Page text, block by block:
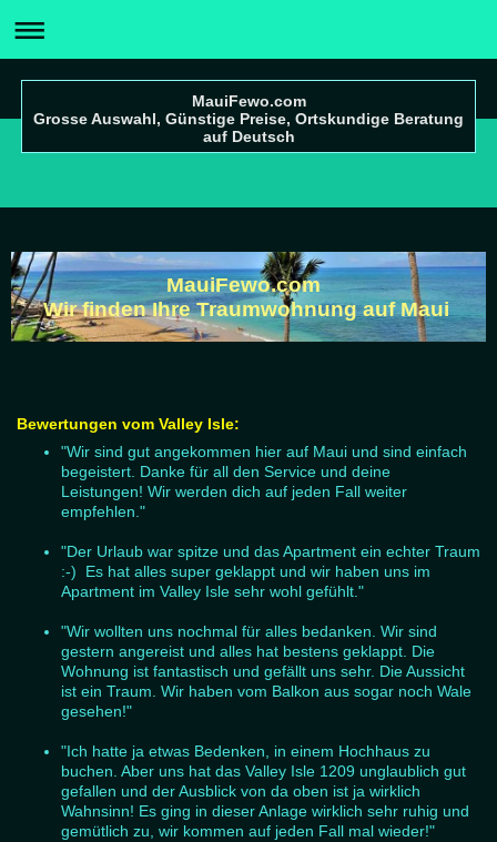
MauiFewo.com
Grosse Auswahl, Günstige Preise, Ortskundige Beratung
auf Deutsch
MauiFewo.com
Wir finden Ihre Traumwohnung auf Maui
Bewertungen vom Valley Isle:
"Wir sind gut angekommen hier auf Maui und sind einfach
begeistert. Danke für all den Service und deine
Leistungen! Wir werden dich auf jeden Fall weiter
empfehlen."
"Der Urlaub war spitze und das Apartment ein echter Traum
:-) Es hat alles super geklappt und wir haben uns im
Apartment im Valley Isle sehr wohl gefühlt."
"Wir wollten uns nochmal für alles bedanken. Wir sind
gestern angereist und alles hat bestens geklappt. Die
Wohnung ist fantastisch und gefällt uns sehr. Die Aussicht
ist ein Traum. Wir haben vom Balkon aus sogar noch Wale
gesehen!"
"Ich hatte ja etwas Bedenken, in einem Hochhaus zu
buchen. Aber uns hat das Valley Isle 1209 unglaublich gut
gefallen und der Ausblick von da oben ist ja wirklich
Wahnsinn! Es ging in dieser Anlage wirklich sehr ruhig und
gemütlich zu, wir kommen auf jeden Fall mal wieder!"